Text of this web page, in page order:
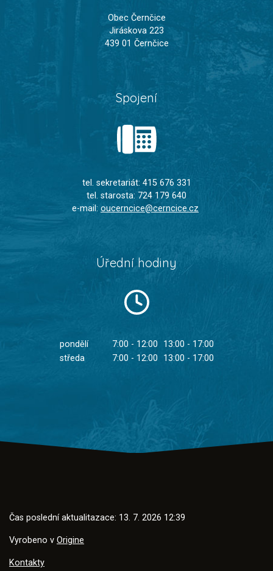
Obec Černčice
Jiráskova 223
439 01 Černčice
Spojení
tel. sekretariát: 415 676 331
tel. starosta: 724 179 640
e-mail: oucerncice@cerncice.cz
Úřední hodiny
pondělí 7:00 - 12:00
13:00 - 17:00
středa
7:00 - 12:00 13:00 - 17:00
Čas poslední aktualitazace: 13. 7. 2026 12:39
Vyrobeno v Origine
Kontakty